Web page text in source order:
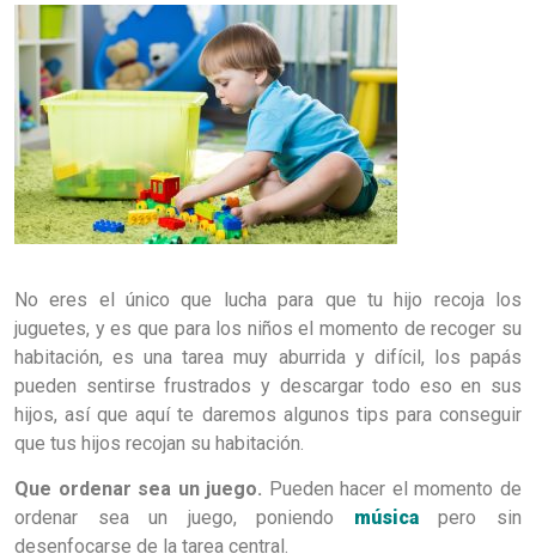
No eres el único que lucha para que tu hijo recoja los
juguetes, y es que para los niños el momento de recoger su
habitación, es una tarea muy aburrida y difícil, los papás
pueden sentirse frustrados y descargar todo eso en sus
hijos, así que aquí te daremos algunos tips para conseguir
que tus hijos recojan su habitación.
Que ordenar sea un juego. Pueden hacer el momento de
ordenar sea un juego, poniendo músicapero sin
desenfocarse de la tarea central.